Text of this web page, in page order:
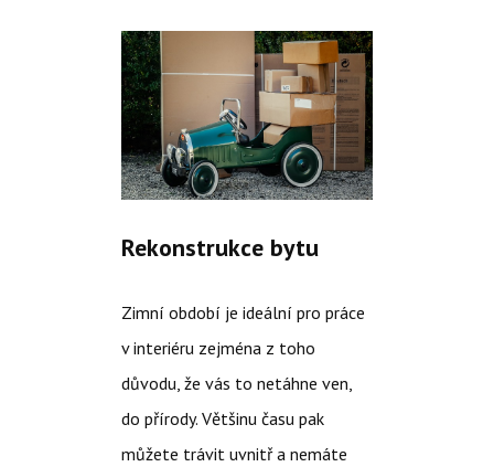
Rekonstrukce bytu
Zimní období je ideální pro práce
v interiéru zejména z toho
důvodu, že vás to netáhne ven,
do přírody. Většinu času pak
můžete trávit uvnitř a nemáte